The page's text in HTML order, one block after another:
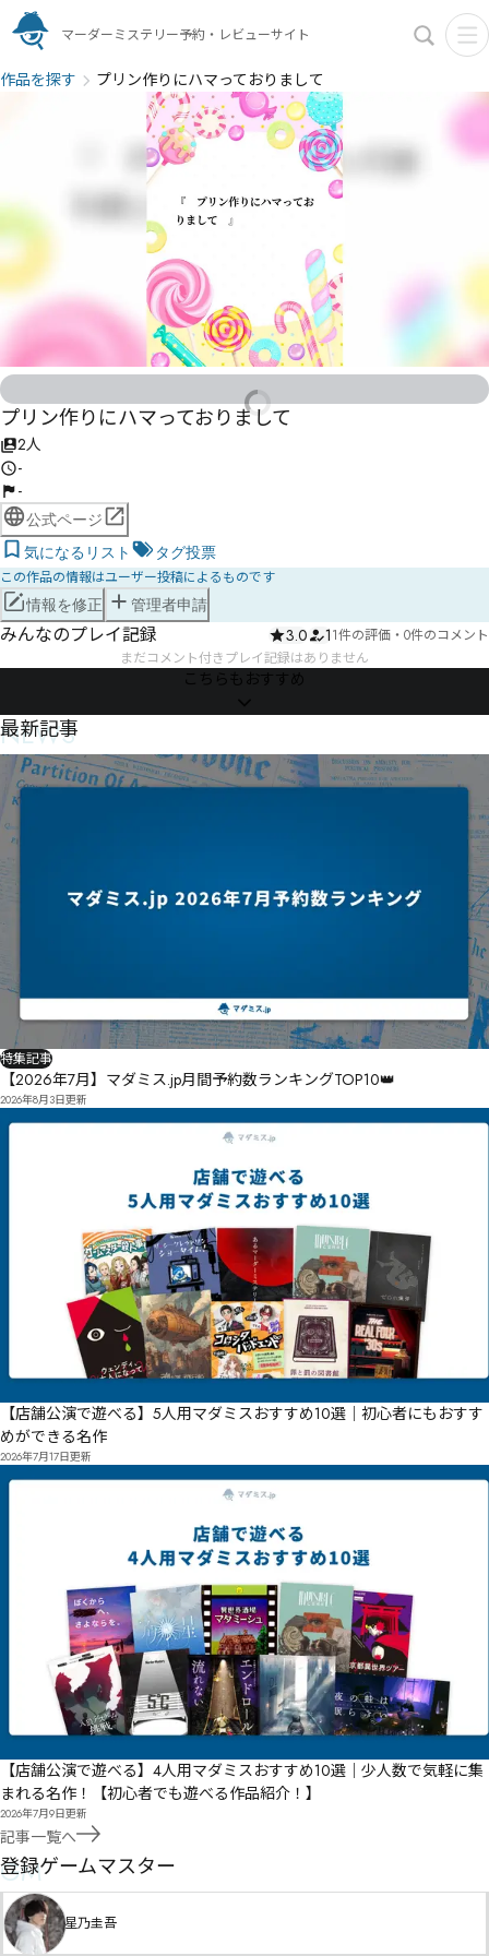
マーダーミステリー予約・レビューサイト
作品を探す プリン作りにハマっておりまして
プリン作りにハマっておりまして
2人
-
-
公式ページ
気になるリスト
タグ投票
この作品の情報はユーザー投稿によるものです
情報を修正 管理者申請
みんなのプレイ記録 3.0 11件の評価 ・ 0件のコメント
まだコメント付きプレイ記録はありません
こちらもおすすめ
NEWS
最新記事
特集記事
【2026年7月】マダミス.jp月間予約数ランキングTOP10👑
2026年8月3日更新
【店舗公演で遊べる】5人用マダミスおすすめ10選｜初心者にもおすす
めができる名作
2026年7月17日更新
【店舗公演で遊べる】4人用マダミスおすすめ10選｜少人数で気軽に集
まれる名作！【初心者でも遊べる作品紹介！】
2026年7月9日更新
記事一覧へ
GM
登録ゲームマスター
星乃圭吾